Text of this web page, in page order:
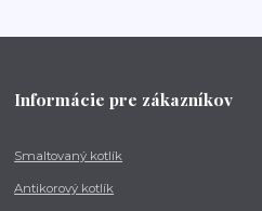
Informácie pre zákazníkov
Smaltovaný kotlík
Antikorový kotlík